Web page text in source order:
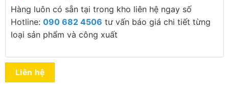
Hàng luôn có sẵn tại trong kho liên hệ ngay số
Hotline: 090 682 4506 tư vấn báo giá chi tiết từng
loại sản phẩm và công xuất
Liên hệ